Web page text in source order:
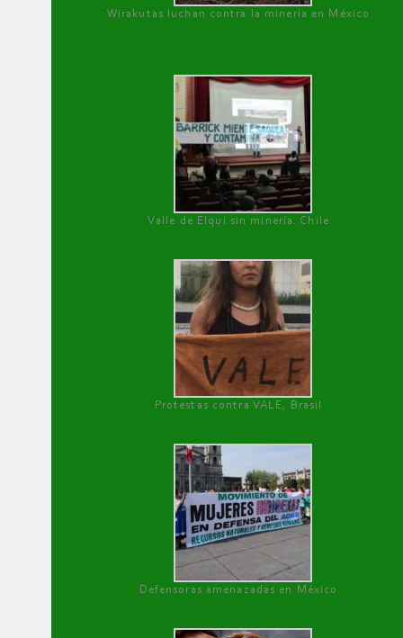
Wirakutas luchan contra la minería en México
Valle de Elqui sin minería. Chile
Protestas contra VALE, Brasil
Defensoras amenazadas en México